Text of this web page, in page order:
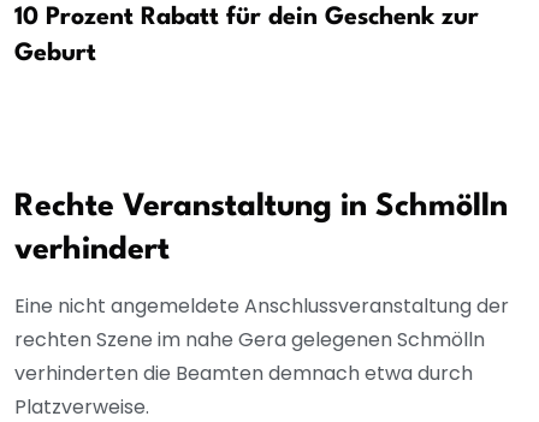
10 Prozent Rabatt für dein Geschenk zur
Geburt
Rechte Veranstaltung in Schmölln
verhindert
Eine nicht angemeldete Anschlussveranstaltung der
rechten Szene im nahe Gera gelegenen Schmölln
verhinderten die Beamten demnach etwa durch
Platzverweise.